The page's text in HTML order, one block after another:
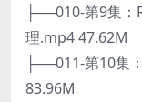
├──010-第9集：
理.mp4 47.62M
├──011-第10集
83.96M